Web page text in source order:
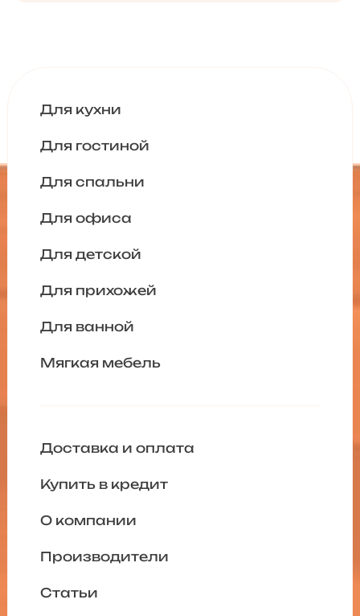
Для кухни
Для гостиной
Для спальни
Для офиса
Для детской
Для прихожей
Для ванной
Мягкая мебель
Доставка и оплата
Купить в кредит
О компании
Производители
Статьи